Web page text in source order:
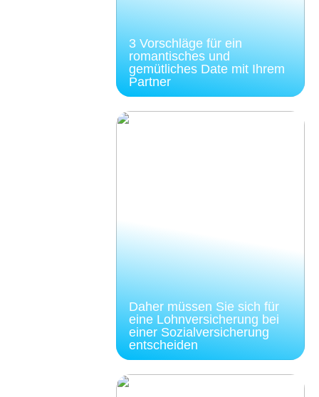
3 Vorschläge für ein
romantisches und
gemütliches Date mit Ihrem
Partner
Daher müssen Sie sich für
eine Lohnversicherung bei
einer Sozialversicherung
entscheiden